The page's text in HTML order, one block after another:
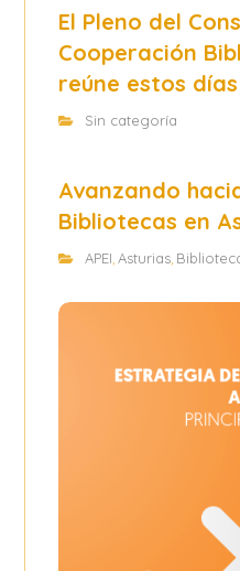
El Pleno del
Cooperación
reúne estos
Sin categoría
Avanzando
Bibliotecas en
APEI,Asturias,